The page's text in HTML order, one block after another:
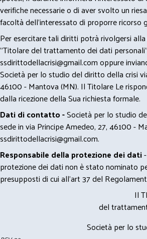
verifiche necessarie o di aver svolto un
facoltà dell’interessato di proporre ricorso
Per esercitare tali diritti potrà rivolgersi
"Titolare del trattamento dei dati
ssdirittodellacrisi@gmail.comoppure
Società per lo studio del diritto della crisi
46100 - Mantova (MN). Il Titolare Le
dalla ricezione della Sua richiesta formale.
Dati di contatto -Società per lo studio
sede in via Principe Amedeo, 27, 46100 -
ssdirittodellacrisi@gmail.com.
Responsabile della protezione dei dati
protezione dei dati non è stato nominato
presupposti di cui all’art 37 del
Il
del
Società per lo